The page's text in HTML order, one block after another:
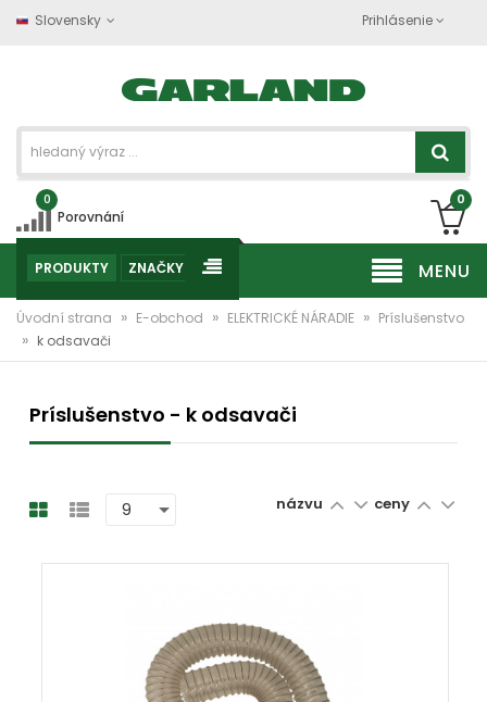
Slovensky Prihlásenie
0
Porovnání
0
MENU
PRODUKTY ZNAČKY
Úvodní strana » E-obchod » ELEKTRICKÉ NÁRADIE » Príslušenstvo
» k odsavači
Príslušenstvo - k odsavači
názvu ceny